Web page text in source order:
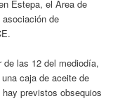
Estepa, el Área de
de
las 12 del mediodía,
caja de aceite de
previstos obsequios